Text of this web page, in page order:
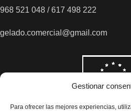
Gestionar
Para ofrecer las mejores experiencias,
968 521 048 / 617 498 222
gelado.comercial@gmail.com